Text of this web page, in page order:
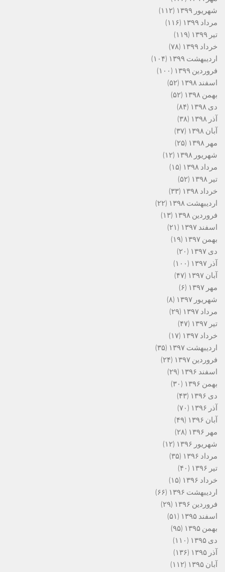
شهریور ۱۳۹۹
(۱۱۲)
مرداد ۱۳۹۹
(۱۱۶)
تیر ۱۳۹۹
(۱۱۹)
خرداد ۱۳۹۹
(۷۸)
اردیبهشت ۱۳۹۹
(۱۰۴)
فروردین ۱۳۹۹
(۱۰۰)
اسفند ۱۳۹۸
(۵۲)
بهمن ۱۳۹۸
(۵۲)
دی ۱۳۹۸
(۸۴)
آذر ۱۳۹۸
(۳۸)
آبان ۱۳۹۸
(۳۷)
مهر ۱۳۹۸
(۲۵)
شهریور ۱۳۹۸
(۱۲)
مرداد ۱۳۹۸
(۱۵)
تیر ۱۳۹۸
(۵۲)
خرداد ۱۳۹۸
(۳۳)
اردیبهشت ۱۳۹۸
(۲۲)
فروردین ۱۳۹۸
(۱۳)
اسفند ۱۳۹۷
(۲۱)
بهمن ۱۳۹۷
(۱۹)
دی ۱۳۹۷
(۲۰)
آذر ۱۳۹۷
(۱۰۰)
آبان ۱۳۹۷
(۴۷)
مهر ۱۳۹۷
(۶)
شهریور ۱۳۹۷
(۸)
مرداد ۱۳۹۷
(۲۹)
تیر ۱۳۹۷
(۴۷)
خرداد ۱۳۹۷
(۱۷)
اردیبهشت ۱۳۹۷
(۳۵)
فروردین ۱۳۹۷
(۲۴)
اسفند ۱۳۹۶
(۲۹)
بهمن ۱۳۹۶
(۳۰)
دی ۱۳۹۶
(۴۳)
آذر ۱۳۹۶
(۷۰)
آبان ۱۳۹۶
(۴۹)
مهر ۱۳۹۶
(۲۸)
شهریور ۱۳۹۶
(۱۲)
مرداد ۱۳۹۶
(۳۵)
تیر ۱۳۹۶
(۴۰)
خرداد ۱۳۹۶
(۱۵)
اردیبهشت ۱۳۹۶
(۶۶)
فروردین ۱۳۹۶
(۲۹)
اسفند ۱۳۹۵
(۵۱)
بهمن ۱۳۹۵
(۹۵)
دی ۱۳۹۵
(۱۱۰)
آذر ۱۳۹۵
(۱۳۶)
آبان ۱۳۹۵
(۱۱۲)